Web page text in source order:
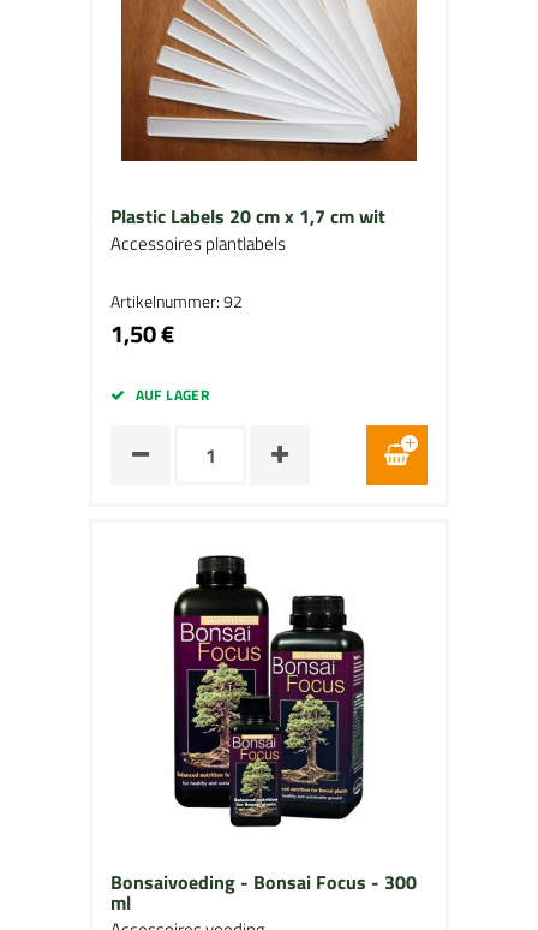
Plastic Labels 20 cm x 1,7 cm wit
Accessoires plantlabels
Artikelnummer: 92
1,50 €
AUF LAGER
Bonsaivoeding - Bonsai Focus - 300
ml